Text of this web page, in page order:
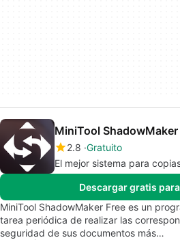
MiniTool ShadowMaker
2.8 Gratuito
El mejor sistema para
Descargar gratis
MiniTool ShadowMaker Free es un
tarea periódica de realizar las
seguridad de sus documentos más…